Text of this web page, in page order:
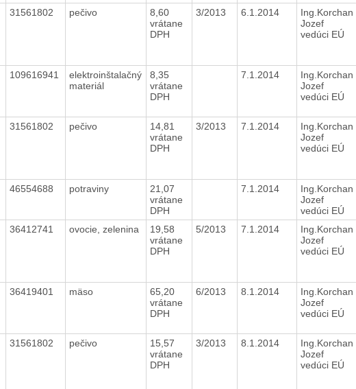
31561802 pečivo
8,60
vrátane
DPH
3/2013 6.1.2014
Ing.Korchan
Jozef
vedúci EÚ
109616941
elektroinštalačný
materiál
8,35
vrátane
DPH
7.1.2014
Ing.Korchan
Jozef
vedúci EÚ
31561802 pečivo
14,81
vrátane
DPH
3/2013 7.1.2014
Ing.Korchan
Jozef
vedúci EÚ
46554688 potraviny
21,07
vrátane
DPH
7.1.2014
Ing.Korchan
Jozef
vedúci EÚ
36412741 ovocie, zelenina
19,58
vrátane
DPH
5/2013 7.1.2014
Ing.Korchan
Jozef
vedúci EÚ
36419401 mäso
65,20
vrátane
DPH
6/2013 8.1.2014
Ing.Korchan
Jozef
vedúci EÚ
31561802 pečivo
15,57
vrátane
DPH
3/2013 8.1.2014
Ing.Korchan
Jozef
vedúci EÚ